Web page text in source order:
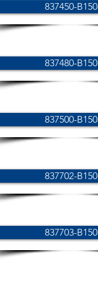
837450-B150
837480-B150
837500-B150
837702-B150
837703-B150